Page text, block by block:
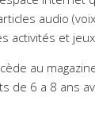
audio
activités et
au
de 6 a 8 ans